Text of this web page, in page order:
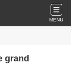
MENU
grand